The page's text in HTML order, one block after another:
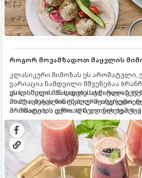
როგორ მოვამზადოთ მაყვლის
კლასიკური მიმოზას ეს არომატული,
ვარიაცია ნამდვილი მშვენებაა
დილისთვის ან სადღესასწაულო
ახალი მაყვლის ტკბილ-მჟავე გემო,
არომატი და ცქრიალა ღვინის
დახვეწილ და მაგრილებელ
ეს სასმელი მზადდება სულ რაღაც 10
მომზადებას მინიმალური
მომზადების დრო: 10 წუთი ულუფა: